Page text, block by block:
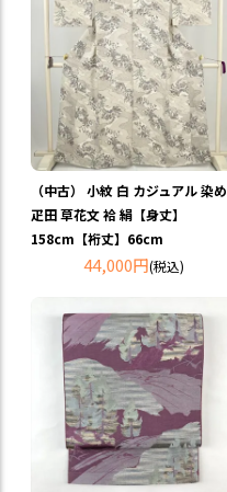
（中古） 小紋 白 カジュアル 染め
疋田 草花文 袷 絹【身丈】
158cm【裄丈】66cm
44,000円(税込)